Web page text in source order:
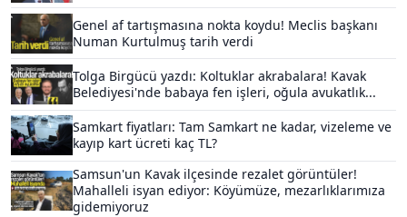
Genel af tartışmasına nokta koydu! Meclis başkanı
Numan Kurtulmuş tarih verdi
Tolga Birgücü yazdı: Koltuklar akrabalara! Kavak
Belediyesi'nde babaya fen işleri, oğula avukatlık...
Samkart fiyatları: Tam Samkart ne kadar, vizeleme ve
kayıp kart ücreti kaç TL?
Samsun'un Kavak ilçesinde rezalet görüntüler!
Mahalleli isyan ediyor: Köyümüze, mezarlıklarımıza
gidemiyoruz